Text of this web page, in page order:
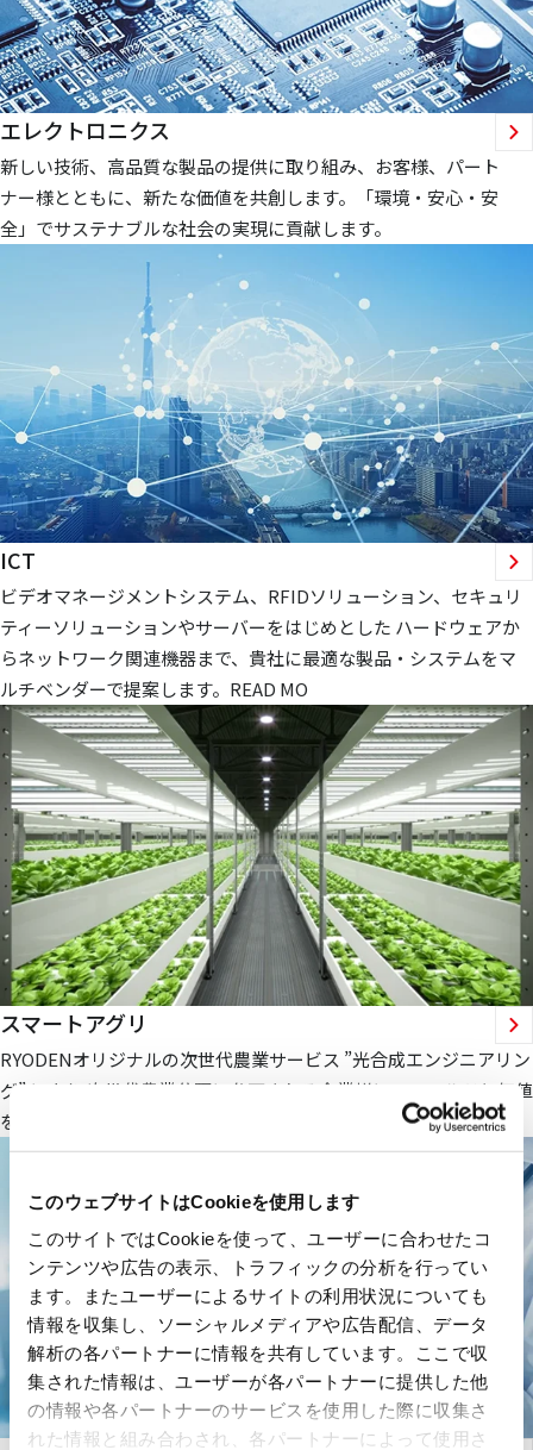
このウェブサイトはCookieを使用します
このサイトではCookieを使って、ユーザーに合わせたコ
ンテンツや広告の表示、トラフィックの分析を行ってい
ます。またユーザーによるサイトの利用状況についても
情報を収集し、ソーシャルメディアや広告配信、データ
解析の各パートナーに情報を共有しています。ここで収
集された情報は、ユーザーが各パートナーに提供した他
の情報や各パートナーのサービスを使用した際に収集さ
れた情報と組み合わされ、各パートナーによって使用さ
エレクトロニクス
新しい技術、高品質な製品の提供に取り組み、お客様、パート
ナー様とともに、新たな価値を共創します。「環境・安心・安
全」でサステナブルな社会の実現に貢献します。
ICT
ビデオマネージメントシステム、RFIDソリューション、セキュリ
ティーソリューションやサーバーをはじめとした ハードウェアか
らネットワーク関連機器まで、貴社に最適な製品・システムをマ
ルチベンダーで提案します。READ MO
スマートアグリ
RYODENオリジナルの次世代農業サービス ”光合成エンジニアリン
グ” により 次世代農業分野に参画される企業様にフィールドと価値
を提供します。